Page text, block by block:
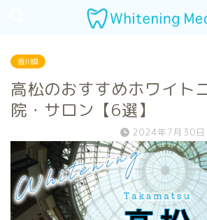
香川県
高松のおすすめホワイト
院・サロン【6選】
2024年7月30日